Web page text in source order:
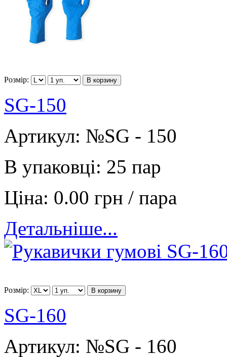
Розмір: В корзину
SG-150
Артикул: №SG - 150
В упаковці: 25 пар
Ціна: 0.00 грн / пара
Детальніше...
Розмір: В корзину
SG-160
Артикул: №SG - 160